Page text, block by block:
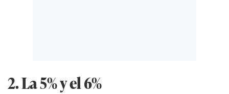
2. La 5% y el 6%